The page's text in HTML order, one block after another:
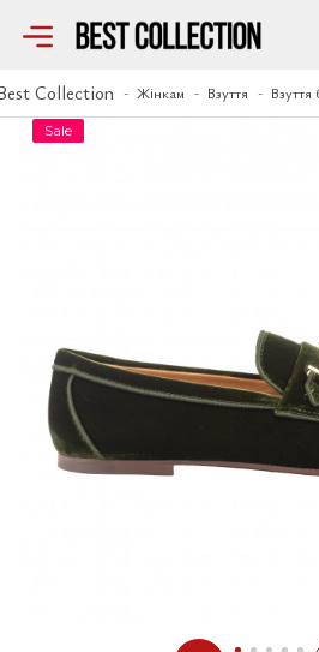
Collection Жінкам Взуття Взуття
Лофери TOD'S
Sale